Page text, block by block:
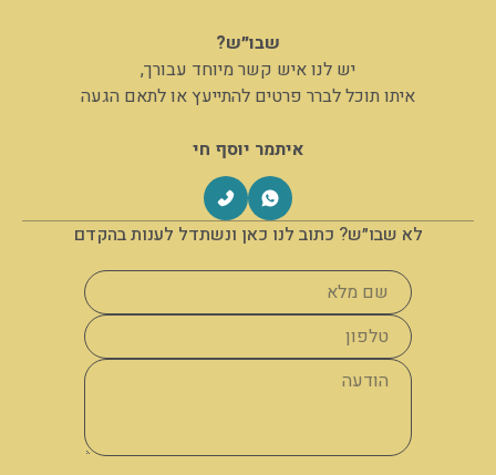
שבו״ש?
יש לנו איש קשר מיוחד עבורך,
איתו תוכל לברר פרטים להתייעץ או לתאם הגעה
איתמר יוסף חי
לא שבו״ש? כתוב לנו כאן ונשתדל לענות בהקדם